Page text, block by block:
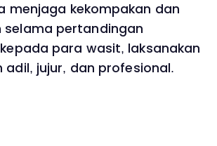
menjaga kekompakan dan
selama pertandingan
para wasit, laksanakan
adil, jujur, dan profesional.